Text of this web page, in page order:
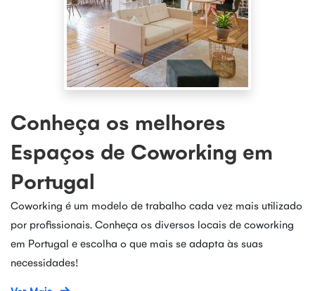
Conheça os melhores
Espaços de Coworking em
Portugal
Coworking é um modelo de trabalho cada vez mais utilizado
por profissionais. Conheça os diversos locais de coworking
em Portugal e escolha o que mais se adapta às suas
necessidades!